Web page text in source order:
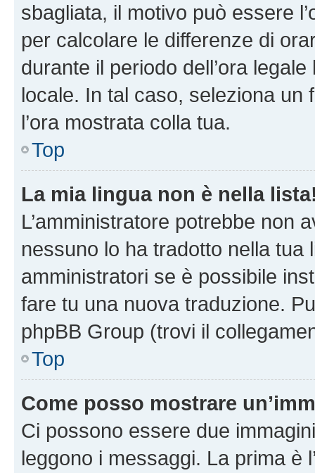
sbagliata, il motivo può essere
per calcolare le differenze di
durante il periodo dell’ora
locale. In tal caso, seleziona
l’ora mostrata colla tua.
Top
La mia lingua non è nella
L’amministratore potrebbe non
nessuno lo ha tradotto nella tua
amministratori se è possibile
fare tu una nuova traduzione.
phpBB Group (trovi il
Top
Come posso mostrare
Ci possono essere due
leggono i messaggi. La prima è